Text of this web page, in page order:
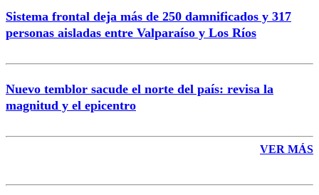
Sistema frontal deja más de 250 damnificados y 317
personas aisladas entre Valparaíso y Los Ríos
Nuevo temblor sacude el norte del país: revisa la
magnitud y el epicentro
VER MÁS